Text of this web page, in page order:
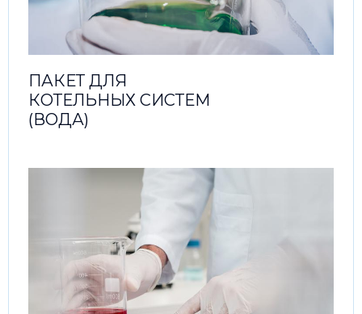
ПАКЕТ ДЛЯ
КОТЕЛЬНЫХ СИСТЕМ
(ВОДА)